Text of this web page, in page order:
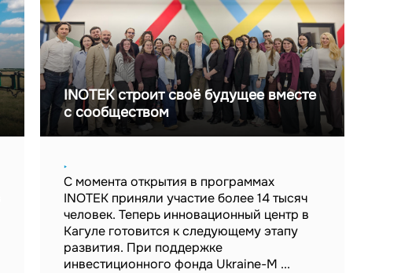
INOTEK строит своё будущее вместе
с сообществом
‣
С момента открытия в программах
INOTEK приняли участие более 14 тысяч
человек. Теперь инновационный центр в
Кагуле готовится к следующему этапу
развития. При поддержке
инвестиционного фонда Ukraine-M ...